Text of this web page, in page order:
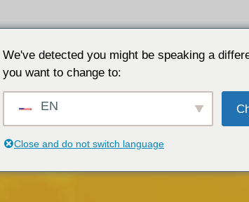
We've detected you might be speaking a
you want to change to:
EN
Close and do not switch language